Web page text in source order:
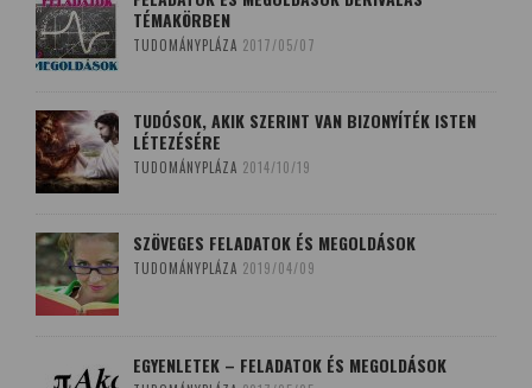
TÉMAKÖRBEN
TUDOMÁNYPLÁZA 2017/05/07
TUDÓSOK, AKIK SZERINT VAN BIZONYÍTÉK ISTEN
LÉTEZÉSÉRE
TUDOMÁNYPLÁZA 2014/10/19
SZÖVEGES FELADATOK ÉS MEGOLDÁSOK
TUDOMÁNYPLÁZA 2019/04/09
EGYENLETEK – FELADATOK ÉS MEGOLDÁSOK